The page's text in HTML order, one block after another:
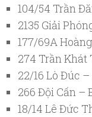
104/54 Trần
2135 Giải
177/69A
274 Trần Khát
22/16 Lò Đúc –
266 Đội Cấn –
18/14 Lê Đức